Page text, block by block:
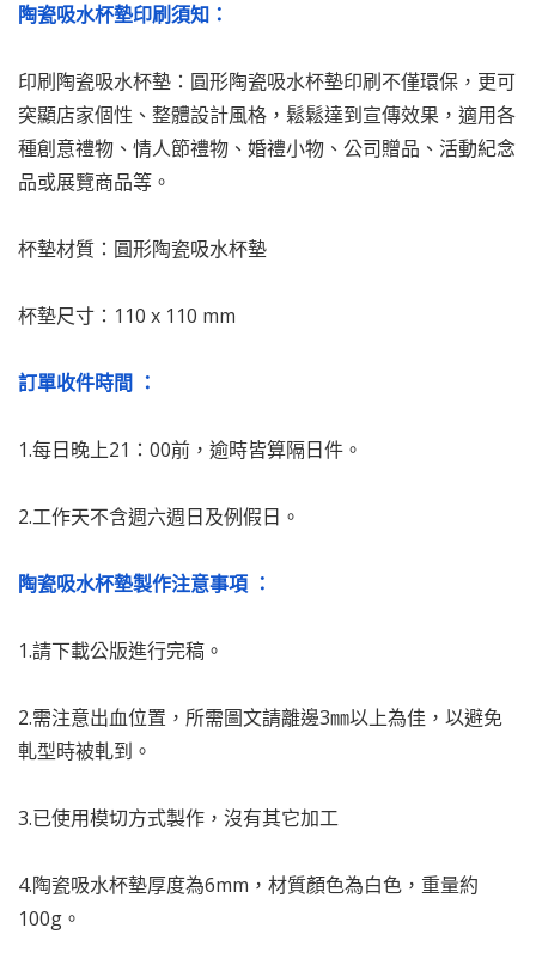
陶瓷吸水杯墊印刷須知：
印刷陶瓷吸水杯墊：圓形陶瓷吸水杯墊印刷不僅環保，更可
突顯店家個性、整體設計風格，鬆鬆達到宣傳效果，適用各
種創意禮物、情人節禮物、婚禮小物、公司贈品、活動紀念
品或展覽商品等。
杯墊材質：圓形陶瓷吸水杯墊
杯墊尺寸：110 x 110 mm
訂單收件時間 ：
1.每日晚上21：00前，逾時皆算隔日件。
2.工作天不含週六週日及例假日。
陶瓷吸水杯墊製作注意事項 ：
1.請下載公版進行完稿。
2.需注意出血位置，所需圖文請離邊3㎜以上為佳，以避免
軋型時被軋到。
3.已使用模切方式製作，沒有其它加工
4.陶瓷吸水杯墊厚度為6mm，材質顏色為白色，重量約
100g。